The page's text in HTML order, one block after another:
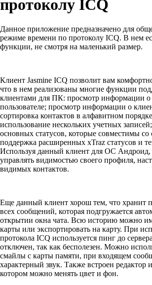
протоколу ICQ
Данное приложение предназначено для
режиме времени по протоколу ICQ. В нем
функции, не смотря на маленький размер.
Клиент Jasmine ICQ позволит вам
что в нем реализованы многие функции
клиентами для ПК: просмотр информации
пользователе; просмотр информации о
сортировка контактов в алфавитном
использование нескольких учетных
основных статусов, которые совместимы со
поддержка расширенных xTraz статусов и
Используя данный клиент для ОС
управлять видимостью своего профиля,
видимых контактов.
Еще данный клиент хорош тем, что хранит
всех сообщений, которая подгружается
открытии окна чата. Всю историю можно
карты или экспортировать на карту. При
протокола ICQ используется пинг до
отключен, так как бесполезен. Можно
смайлы с карты памяти, при входящем
характерный звук. Также встроен редактор
котором можно менять цвет и фон.